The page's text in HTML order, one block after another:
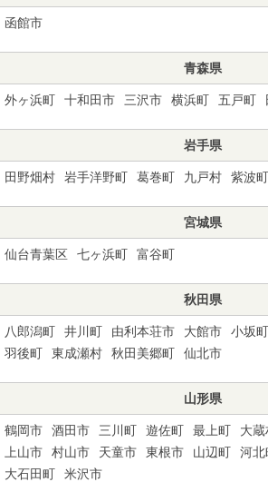
函館市
青森県
外ヶ浜町 十和田市 三沢市 横浜町 五戸町
岩手県
田野畑村 岩手洋野町 葛巻町 九戸村 紫波町
宮城県
仙台青葉区 七ヶ浜町 富谷町
秋田県
八郎潟町 井川町 由利本荘市 大館市 小坂町
羽後町
東成瀬村 秋田美郷町 仙北市
山形県
鶴岡市 酒田市 三川町 遊佐町 最上町 大蔵
上山市
村山市 天童市 東根市 山辺町 河北
大石田町
米沢市